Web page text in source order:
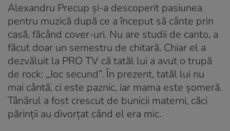
Alexandru Precup și-a descoperit pasiunea
pentru muzică după ce a început să cânte prin
casă, făcând cover-uri. Nu are studii de canto, a
făcut doar un semestru de chitară. Chiar el a
dezvăluit la PRO TV că tatăl lui a avut o trupă
de rock: „Joc secund”. În prezent, tatăl lui nu
mai cântă, ci este paznic, iar mama este șomeră.
Tânărul a fost crescut de bunicii materni, căci
părinții au divorțat când el era mic.